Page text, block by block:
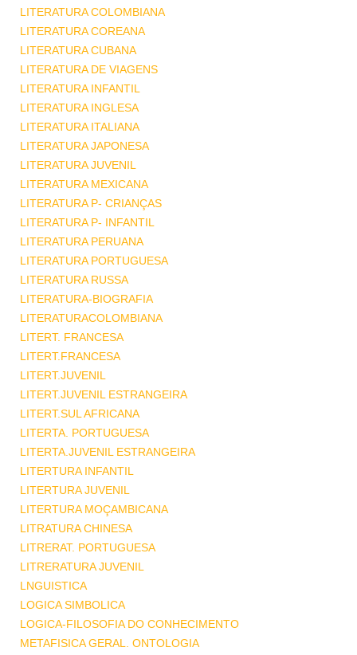
LITERATURA COLOMBIANA
LITERATURA COREANA
LITERATURA CUBANA
LITERATURA DE VIAGENS
LITERATURA INFANTIL
LITERATURA INGLESA
LITERATURA ITALIANA
LITERATURA JAPONESA
LITERATURA JUVENIL
LITERATURA MEXICANA
LITERATURA P- CRIANÇAS
LITERATURA P- INFANTIL
LITERATURA PERUANA
LITERATURA PORTUGUESA
LITERATURA RUSSA
LITERATURA-BIOGRAFIA
LITERATURACOLOMBIANA
LITERT. FRANCESA
LITERT.FRANCESA
LITERT.JUVENIL
LITERT.JUVENIL ESTRANGEIRA
LITERT.SUL AFRICANA
LITERTA. PORTUGUESA
LITERTA.JUVENIL ESTRANGEIRA
LITERTURA INFANTIL
LITERTURA JUVENIL
LITERTURA MOÇAMBICANA
LITRATURA CHINESA
LITRERAT. PORTUGUESA
LITRERATURA JUVENIL
LNGUISTICA
LOGICA SIMBOLICA
LOGICA-FILOSOFIA DO CONHECIMENTO
METAFISICA GERAL. ONTOLOGIA